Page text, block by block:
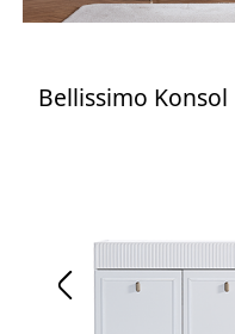
Bellissimo Konsol